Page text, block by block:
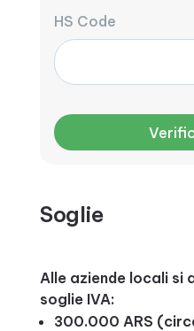
HS Code
Soglie
Alle aziende locali si
soglie IVA:
300.000 ARS